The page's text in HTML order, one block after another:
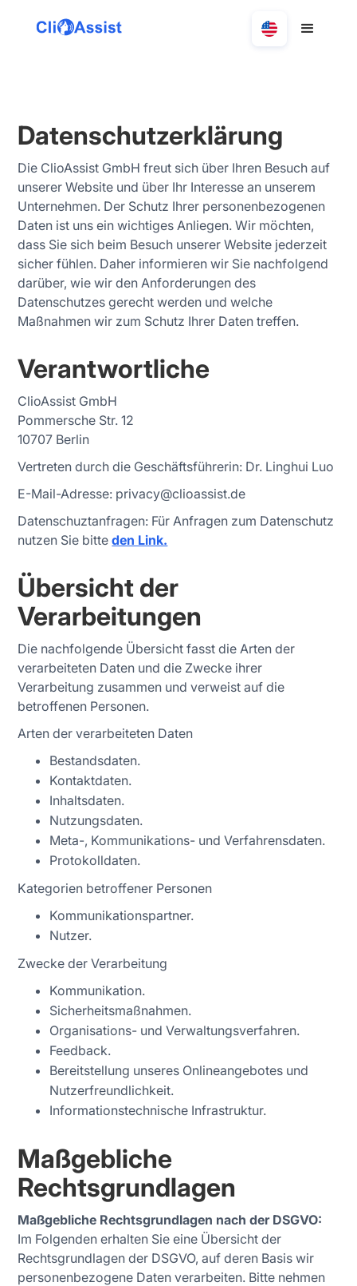
Datenschutzerklärung
Die ClioAssist GmbH freut sich über Ihren Besuch auf
unserer Website und über Ihr Interesse an unserem
Unternehmen. Der Schutz Ihrer personenbezogenen
Daten ist uns ein wichtiges Anliegen. Wir möchten,
dass Sie sich beim Besuch unserer Website jederzeit
sicher fühlen. Daher informieren wir Sie nachfolgend
darüber, wie wir den Anforderungen des
Datenschutzes gerecht werden und welche
Maßnahmen wir zum Schutz Ihrer Daten treffen.
Verantwortliche
ClioAssist GmbH
Pommersche Str. 12
10707 Berlin
Vertreten durch die Geschäftsführerin: Dr. Linghui Luo
E-Mail-Adresse: privacy@clioassist.de
Datenschuztanfragen: Für Anfragen zum Datenschutz
nutzen Sie bitteden Link.
Übersicht der
Verarbeitungen
Die nachfolgende Übersicht fasst die Arten der
verarbeiteten Daten und die Zwecke ihrer
Verarbeitung zusammen und verweist auf die
betroffenen Personen.
Arten der verarbeiteten Daten
Bestandsdaten.
Kontaktdaten.
Inhaltsdaten.
Nutzungsdaten.
Meta-, Kommunikations- und Verfahrensdaten.
Protokolldaten.
Kategorien betroffener Personen
Kommunikationspartner.
Nutzer.
Zwecke der Verarbeitung
Kommunikation.
Sicherheitsmaßnahmen.
Organisations- und Verwaltungsverfahren.
Feedback.
Bereitstellung unseres Onlineangebotes und
Nutzerfreundlichkeit.
Informationstechnische Infrastruktur.
Maßgebliche
Rechtsgrundlagen
Maßgebliche Rechtsgrundlagen nach der DSGVO:
Im Folgenden erhalten Sie eine Übersicht der
Rechtsgrundlagen der DSGVO, auf deren Basis wir
personenbezogene Daten verarbeiten. Bitte nehmen